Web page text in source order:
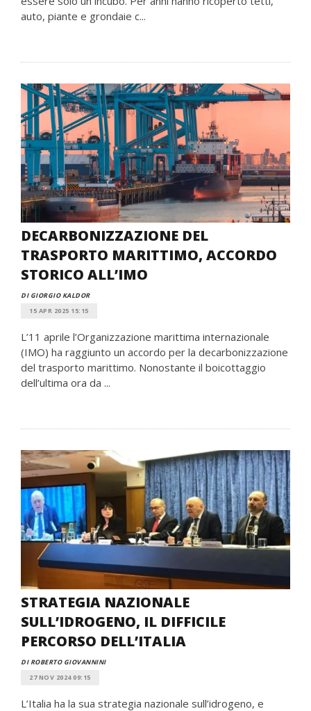
auto, piante e grondaie c...
DECARBONIZZAZIONE DEL
TRASPORTO MARITTIMO, ACCORDO
STORICO ALL’IMO
DI GIORGIO KALDOR
15 APR 2025 15:15
L’11 aprile l’Organizzazione marittima internazionale
(IMO) ha raggiunto un accordo per la decarbonizzazione
del trasporto marittimo. Nonostante il boicottaggio
dell’ultima ora da ...
STRATEGIA NAZIONALE
SULL’IDROGENO, IL DIFFICILE
PERCORSO DELL’ITALIA
DI ROBERTO GIOVANNINI
27 NOV 2024 09:15
L’Italia ha la sua strategia nazionale sull’idrogeno, e